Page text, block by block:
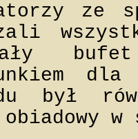
ze
bufet
był